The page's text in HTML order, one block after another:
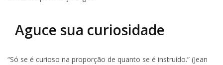
Aguce sua curiosidade
“Só se é curioso na proporção de quanto se é instruído.” (Jean